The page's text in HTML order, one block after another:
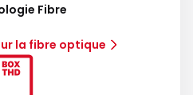
Fibre
la fibre optique